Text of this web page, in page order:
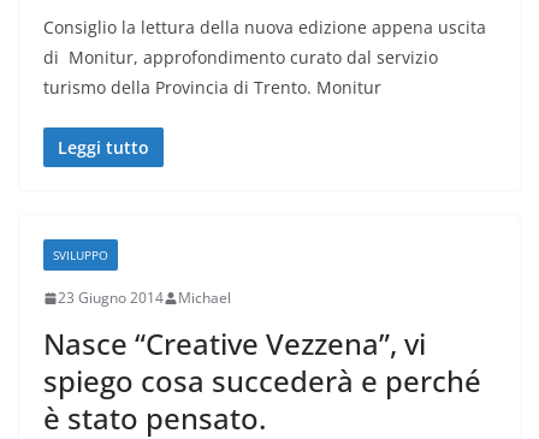
Consiglio la lettura della nuova edizione appena uscita
di Monitur, approfondimento curato dal servizio
turismo della Provincia di Trento. Monitur
Leggi tutto
SVILUPPO
23 Giugno 2014 Michael
Nasce “Creative Vezzena”, vi
spiego cosa succederà e perché
è stato pensato.